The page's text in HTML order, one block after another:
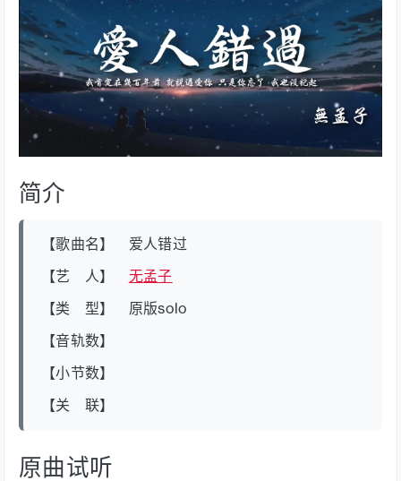
简介
【歌曲名】 爱人错过
【艺 人】 无孟子
【类 型】 原版solo
【音轨数】
【小节数】
【关 联】
原曲试听